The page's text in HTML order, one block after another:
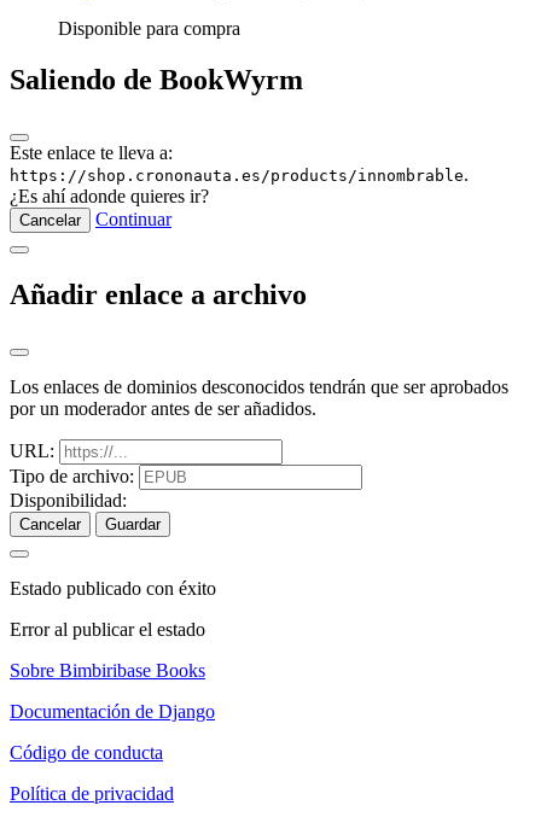
Disponible para compra
Saliendo de BookWyrm
Este enlace te lleva a:
https://shop.crononauta.es/products/innombrable.
¿Es ahí adonde quieres ir?
Cancelar Continuar
Añadir enlace a archivo
Los enlaces de dominios desconocidos tendrán que ser aprobados
por un moderador antes de ser añadidos.
URL:
Tipo de archivo:
Disponibilidad:
Cancelar Guardar
Estado publicado con éxito
Error al publicar el estado
Sobre Bimbiribase Books
Documentación de Django
Código de conducta
Política de privacidad